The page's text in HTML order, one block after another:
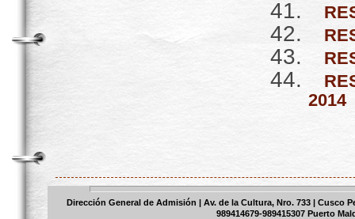
2014
Dirección General de Admisión | Av. de la Cultura, Nro. 733 | Cusco
989414679-989415307 Puerto